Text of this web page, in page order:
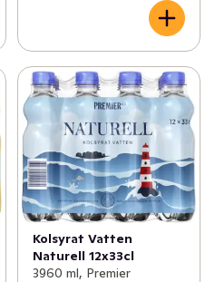
Kolsyrat Vatten
Naturell 12x33cl
3960 ml, Premier